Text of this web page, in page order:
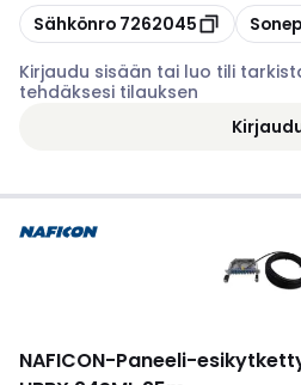
Kopioi
Sähkönro 7262045 Kopioi
Kirjaudu sisään tai luo tili
tehdäksesi tilauksen
NAFICON-Paneeli-